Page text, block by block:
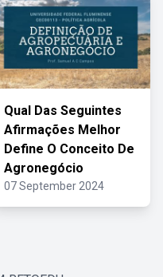
Qual Das Seguintes
Afirmações Melhor
Define O Conceito De
Agronegócio
07 September 2024